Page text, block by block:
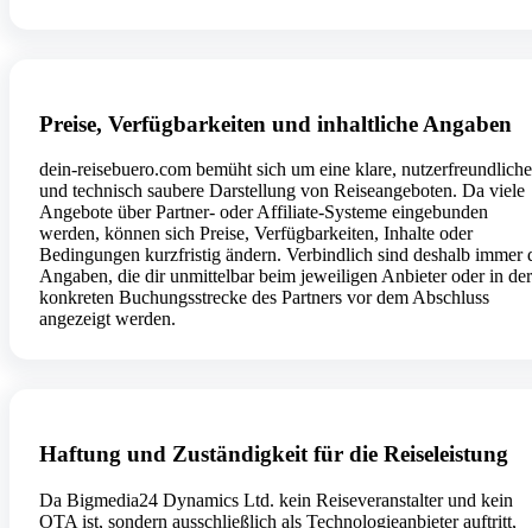
Preise, Verfügbarkeiten und inhaltliche Angaben
dein-reisebuero.com bemüht sich um eine klare, nutzerfreundliche
und technisch saubere Darstellung von Reiseangeboten. Da viele
Angebote über Partner- oder Affiliate-Systeme eingebunden
werden, können sich Preise, Verfügbarkeiten, Inhalte oder
Bedingungen kurzfristig ändern. Verbindlich sind deshalb immer
Angaben, die dir unmittelbar beim jeweiligen Anbieter oder in der
konkreten Buchungsstrecke des Partners vor dem Abschluss
angezeigt werden.
Haftung und Zuständigkeit für die Reiseleistung
Da Bigmedia24 Dynamics Ltd. kein Reiseveranstalter und kein
OTA ist, sondern ausschließlich als Technologieanbieter auftritt,